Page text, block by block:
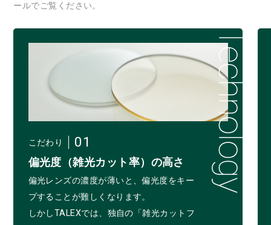
ールでご覧ください。
こだわり 01
偏光度（雑光カット率）の高さ
偏光レンズの濃度が薄いと、偏光度をキー
プすることが難しくなります。
しかしTALEXでは、独自の「雑光カットフ